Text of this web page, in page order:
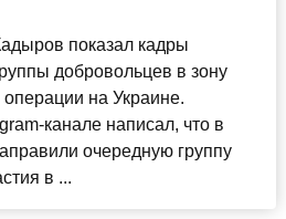
показал кадры
добровольцев в зону
на Украине.
канале написал, что в
очередную группу
в ...